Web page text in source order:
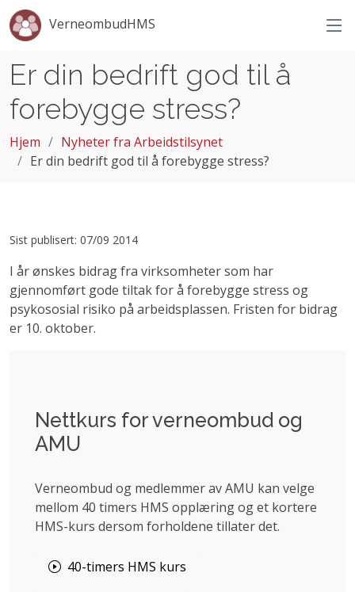
VerneombudHMS
Er din bedrift god til å
forebygge stress?
Hjem
Nyheter fra Arbeidstilsynet
Er din bedrift god til å forebygge stress?
Sist publisert: 07/09 2014
I år ønskes bidrag fra virksomheter som har
gjennomført gode tiltak for å forebygge stress og
psykososial risiko på arbeidsplassen. Fristen for bidrag
er 10. oktober.
Nettkurs for verneombud og
AMU
Verneombud og medlemmer av AMU kan velge
mellom 40 timers HMS opplæring og et kortere
HMS-kurs dersom forholdene tillater det.
40-timers HMS kurs